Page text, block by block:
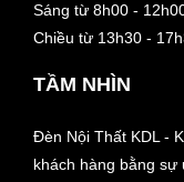
Sáng từ 8h00 -
Chiều từ 13h30 -
TẦM NHÌN
Đèn Nội Thất KDL -
khách hàng bằng sự